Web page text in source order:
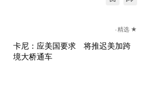
精选 ★
卡尼：应美国要求 将推迟美加跨
境大桥通车